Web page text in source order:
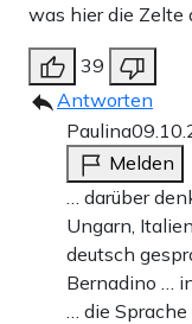
was hier die Zelte
39
Antworten
Paulina
Melden
… darüber
Ungarn,
deutsch
Bernadino …
… die